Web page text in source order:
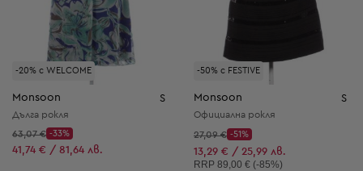
-20% с WELCOME
Monsoon S
Дълга рокля
Начална цена:
63,07 €
Discount Price:
-33%
Намалена цена:
41,74 € / 81,64 лв.
-50% с FESTIVE
Monsoon S
Официална рокля
Начална цена:
27,09 €
Discount Price:
-51%
Намалена цена:
13,29 € / 25,99 лв.
Препоръчителна цена:
RRP 89,00 € (-85%)